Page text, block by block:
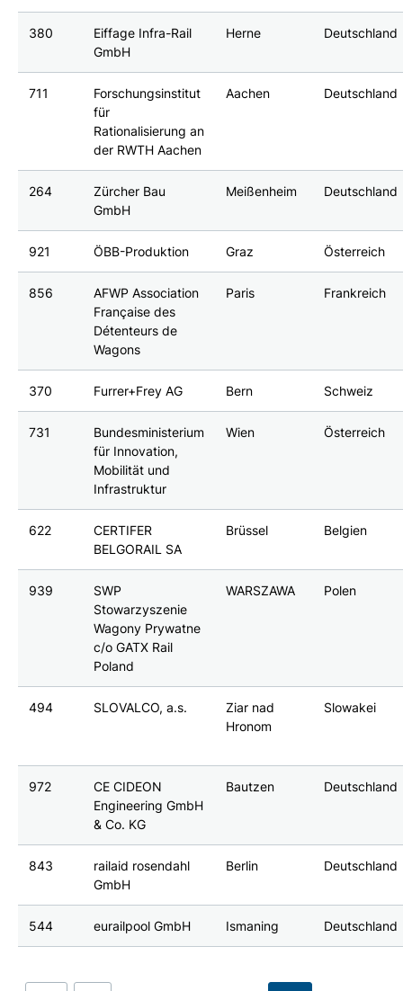
380
Eiffage Infra-Rail
GmbH
Herne Deutschland
711
Forschungsinstitut
für
Rationalisierung an
der RWTH Aachen
Aachen Deutschland
264
Zürcher Bau
GmbH
Meißenheim Deutschland
921 ÖBB-Produktion Graz Österreich
856
AFWP Association
Française des
Détenteurs de
Wagons
Paris Frankreich
370 Furrer+Frey AG Bern Schweiz
731
Bundesministerium
für Innovation,
Mobilität und
Infrastruktur
Wien Österreich
622
CERTIFER
BELGORAIL SA
Brüssel Belgien
939
SWP
Stowarzyszenie
Wagony Prywatne
c/o GATX Rail
Poland
WARSZAWA Polen
494 SLOVALCO, a.s.
Ziar nad
Hronom
Slowakei
972
CE CIDEON
Engineering GmbH
& Co. KG
Bautzen Deutschland
843
railaid rosendahl
GmbH
Berlin Deutschland
544 eurailpool GmbH Ismaning Deutschland